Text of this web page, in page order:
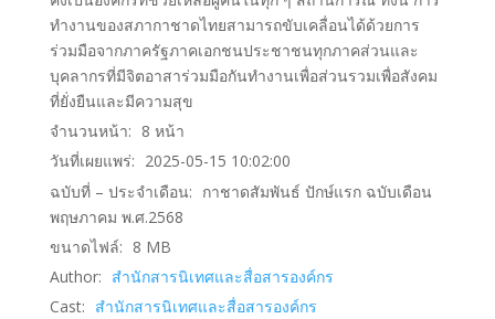
ทํางานของสภากาชาดไทยสามารถขับเคลื่อนได้ด้วยการ
ร่วมมือจากภาครัฐภาคเอกชนประชาชนทุกภาคส่วนและ
บุคลากรที่มีจิตอาสาร่วมมือกันทํางานเพื่อส่วนรวมเพื่อสังคม
ที่ยั่งยืนและมีความสุข
จำนวนหน้า: 8 หน้า
วันที่เผยแพร่: 2025-05-15 10:02:00
ฉบับที่ – ประจำเดือน: กาชาดสัมพันธ์ ปักษ์แรก ฉบับเดือน
พฤษภาคม พ.ศ.2568
ขนาดไฟล์: 8 MB
Author: สำนักสารนิเทศและสื่อสารองค์กร
Cast: สำนักสารนิเทศและสื่อสารองค์กร